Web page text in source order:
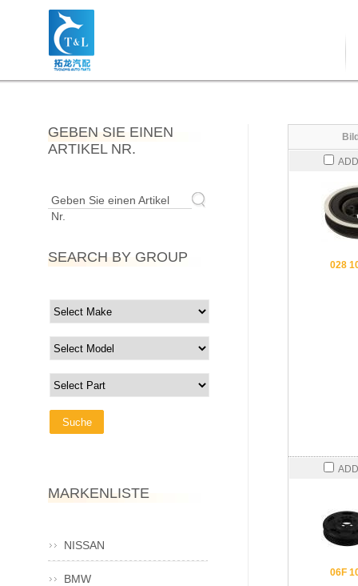
028
06F
GEBEN SIE EINEN
ARTIKEL NR.
Geben Sie einen Artikel
Nr.
SEARCH BY GROUP
MARKENLISTE
NISSAN
BMW